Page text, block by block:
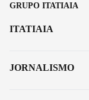
GRUPO ITATIAIA
ITATIAIA
JORNALISMO